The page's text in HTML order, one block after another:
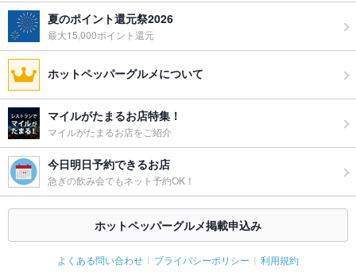
夏のポイント還元祭2026
最大15,000ポイント還元
ホットペッパーグルメについて
マイルがたまるお店特集！
マイルがたまるお店をご紹介
今日明日予約できるお店
急ぎの飲み会でもネット予約OK！
ホットペッパーグルメ掲載申込み
よくある問い合わせ プライバシーポリシー 利用規約